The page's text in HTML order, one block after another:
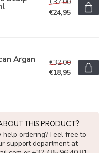
€37,00
€24,95
Argan
€32,00
€18,95
THIS PRODUCT?
help ordering? Feel free to
support department at